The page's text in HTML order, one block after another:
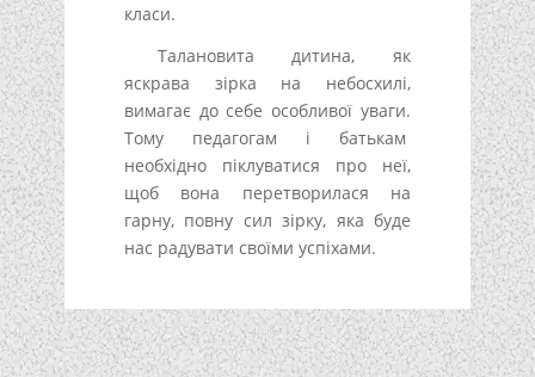
класи.
Талановита дитина, як
яскрава зірка на небосхилі,
вимагає до себе особливої уваги.
Тому педагогам і батькам
необхідно піклуватися про неї,
щоб вона перетворилася на
гарну, повну сил зірку, яка буде
нас радувати своїми успіхами.
Подписывайтесь!